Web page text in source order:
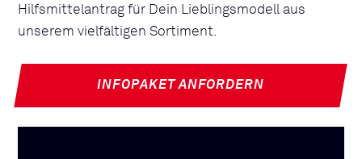
Hilfsmittelantrag für Dein Lieblingsmodell aus
unserem vielfältigen Sortiment.
INFOPAKET ANFORDERN